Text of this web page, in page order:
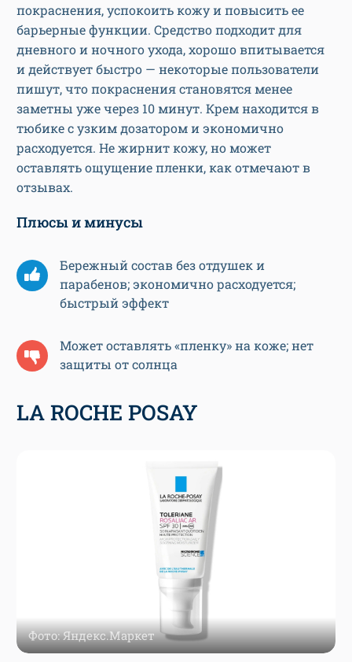
покраснения, успокоить кожу и повысить ее
барьерные функции. Средство подходит для
дневного и ночного ухода, хорошо впитывается
и действует быстро — некоторые пользователи
пишут, что покраснения становятся менее
заметны уже через 10 минут. Крем находится в
тюбике с узким дозатором и экономично
расходуется. Не жирнит кожу, но может
оставлять ощущение пленки, как отмечают в
отзывах.
Плюсы и минусы
Бережный состав без отдушек и
парабенов; экономично расходуется;
быстрый эффект
Может оставлять «пленку» на коже; нет
защиты от солнца
LA ROCHE POSAY
Фото: Яндекс.Маркет